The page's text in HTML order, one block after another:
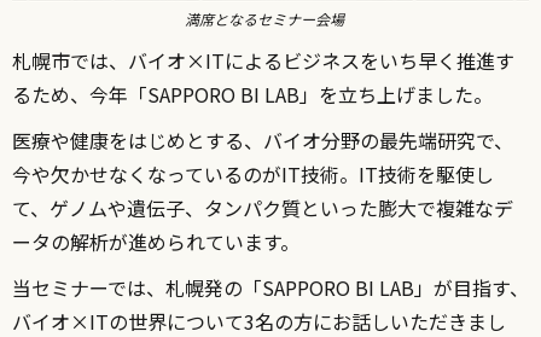
満席となるセミナー会場
札幌市では、バイオ×ITによるビジネスをいち早く推進す
るため、今年「SAPPORO BI LAB」を立ち上げました。
医療や健康をはじめとする、バイオ分野の最先端研究で、
今や欠かせなくなっているのがIT技術。IT技術を駆使し
て、ゲノムや遺伝子、タンパク質といった膨大で複雑なデ
ータの解析が進められています。
当セミナーでは、札幌発の「SAPPORO BI LAB」が目指す、
バイオ×ITの世界について3名の方にお話しいただきまし